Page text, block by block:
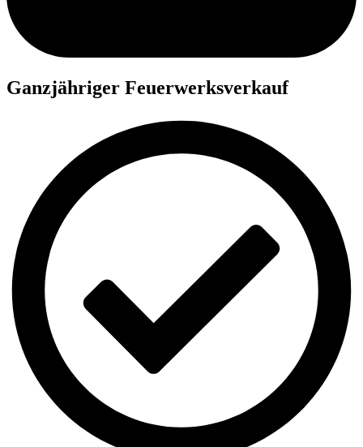
Ganzjähriger Feuerwerksverkauf